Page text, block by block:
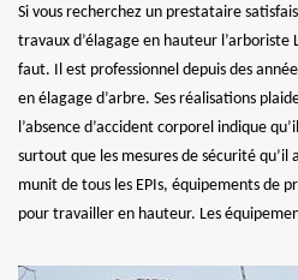
Si vous recherchez un prestataire
travaux d’élagage en hauteur l’arboriste
faut. Il est professionnel depuis des
en élagage d’arbre. Ses réalisations
l’absence d’accident corporel indique
surtout que les mesures de sécurité qu’il
munit de tous les EPIs, équipements de
pour travailler en hauteur. Les